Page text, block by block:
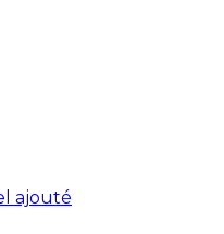
ajouté